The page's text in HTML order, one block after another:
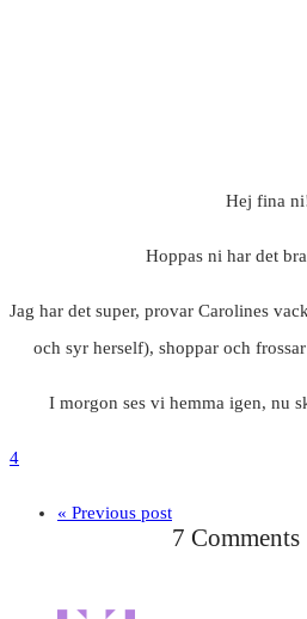
Hej fina
Hoppas ni har det
Jag har det super, provar Carolines
och syr herself), shoppar och
I morgon ses vi hemma igen, nu
4
« Previous post
7 Comments